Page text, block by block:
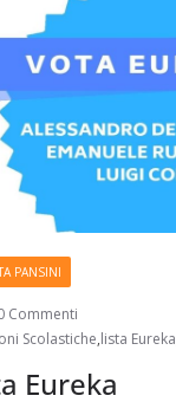
PANSINI
Commenti
Scolastiche,lista Eureka
Eureka